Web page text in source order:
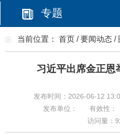
专题
当前位置： 首页 /要闻动态 /
习近平出席金正恩
发布时间：2026-06-12
发布单位：
有效性：
访问量：